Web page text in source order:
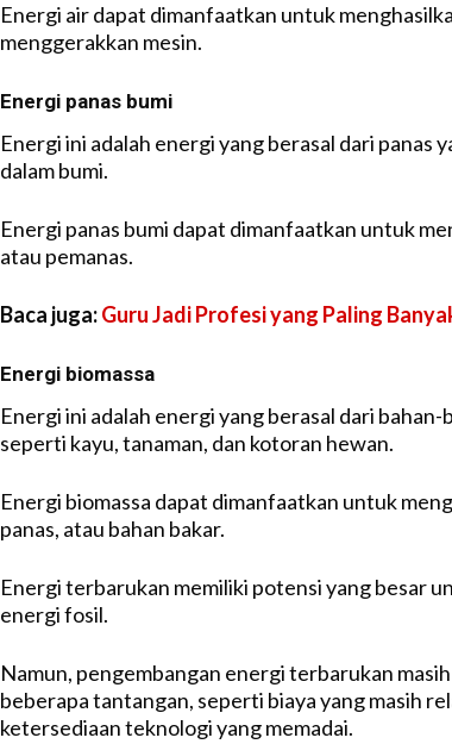
Energi air dapat dimanfaatkan untuk
menggerakkan mesin.
Energi panas bumi
Energi ini adalah energi yang berasal dari panas
dalam bumi.
Energi panas bumi dapat dimanfaatkan untuk
atau pemanas.
Baca juga:Guru Jadi Profesi yang Paling
Energi biomassa
Energi ini adalah energi yang berasal dari bahan-
seperti kayu, tanaman, dan kotoran hewan.
Energi biomassa dapat dimanfaatkan untuk
panas, atau bahan bakar.
Energi terbarukan memiliki potensi yang besar
energi fosil.
Namun, pengembangan energi terbarukan
beberapa tantangan, seperti biaya yang masih
ketersediaan teknologi yang memadai.